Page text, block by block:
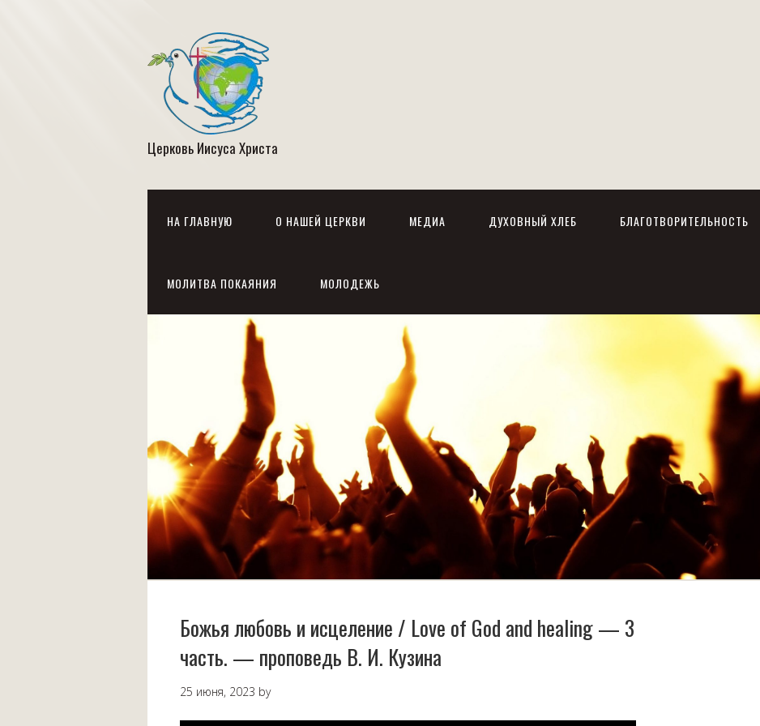
Церковь Иисуса Христа
НА ГЛАВНУЮ О НАШЕЙ ЦЕРКВИ МЕДИА ДУХОВНЫЙ ХЛЕБ БЛАГОТВОРИТЕЛЬНОСТЬ
МОЛИТВА ПОКАЯНИЯ МОЛОДЕЖЬ
Божья любовь и исцеление / Love of God and healing — 3
часть. — проповедь В. И. Кузина
25 июня, 2023 by